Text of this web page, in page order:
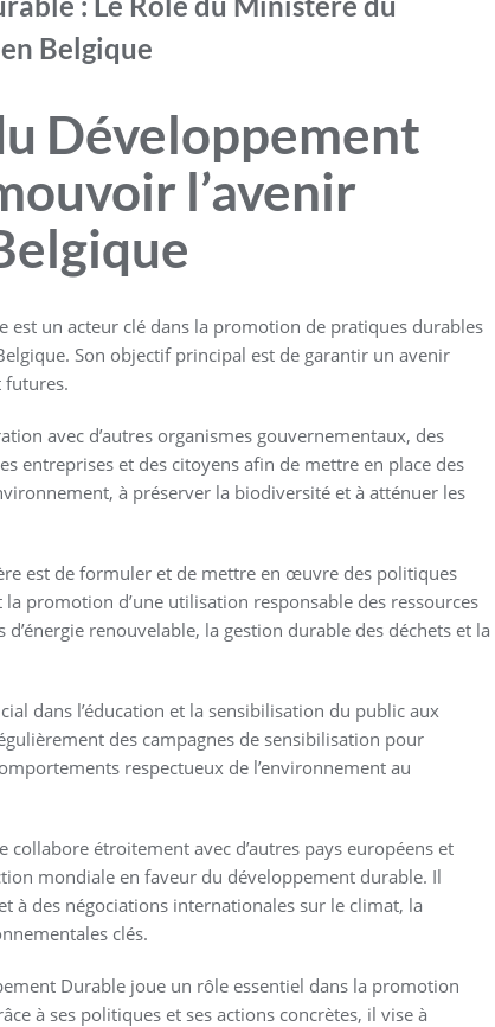
Belgique
Développement
l’avenir
est un acteur clé dans la promotion de pratiques durables
Son objectif principal est de garantir un avenir
futures.
avec d’autres organismes gouvernementaux, des
entreprises et des citoyens afin de mettre en place des
à préserver la biodiversité et à atténuer les
est de formuler et de mettre en œuvre des politiques
promotion d’une utilisation responsable des ressources
renouvelable, la gestion durable des déchets et la
dans l’éducation et la sensibilisation du public aux
des campagnes de sensibilisation pour
respectueux de l’environnement au
collabore étroitement avec d’autres pays européens et
mondiale en faveur du développement durable. Il
à des négociations internationales sur le climat, la
clés.
Durable joue un rôle essentiel dans la promotion
à ses politiques et ses actions concrètes, il vise à